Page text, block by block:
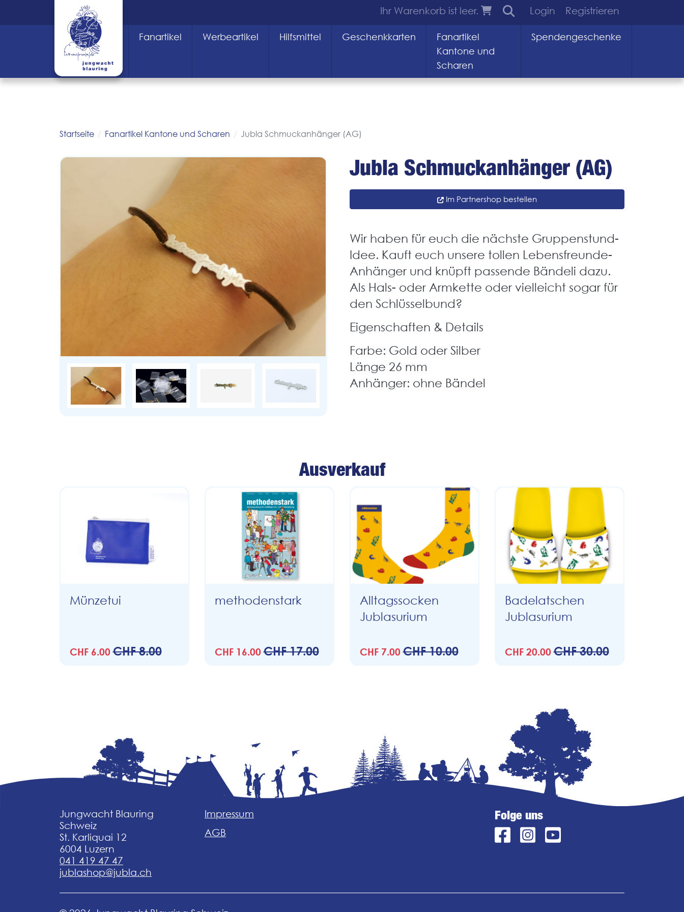
Ihr Warenkorb ist leer. Login Registrieren
Fanartikel Werbeartikel Hilfsmittel Geschenkkarten
Fanartikel
Kantone und
Scharen
Spendengeschenke
Startseite Fanartikel Kantone und Scharen Jubla Schmuckanhänger (AG)
Jubla Schmuckanhänger (AG)
Im Partnershop bestellen
Wir haben für euch die nächste Gruppenstund-
Idee. Kauft euch unsere tollen Lebensfreunde-
Anhänger und knüpft passende Bändeli dazu.
Als Hals- oder Armkette oder vielleicht sogar für
den Schlüsselbund?
Eigenschaften & Details
Farbe: Gold oder Silber
Länge 26 mm
Anhänger: ohne Bändel
Ausverkauf
Münzetui
CHF 6.00CHF 8.00
methodenstark
CHF 16.00CHF 17.00
Alltagssocken
Jublasurium
CHF 7.00CHF 10.00
Badelatschen
Jublasurium
CHF 20.00CHF 30.00
Jungwacht Blauring
Schweiz
St. Karliquai 12
6004 Luzern
041 419 47 47
jublashop@jubla.ch
Impressum
AGB
Folge uns